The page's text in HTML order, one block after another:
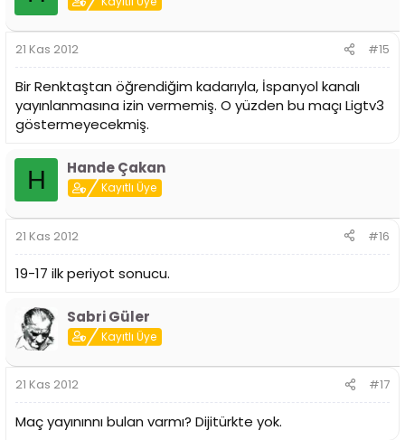
21 Kas 2012 #15
Bir Renktaştan öğrendiğim kadarıyla, İspanyol kanalı
yayınlanmasına izin vermemiş. O yüzden bu maçı Ligtv3
göstermeyecekmiş.
H Hande Çakan
Kayıtlı Üye
21 Kas 2012 #16
19-17 ilk periyot sonucu.
Sabri Güler
Kayıtlı Üye
21 Kas 2012 #17
Maç yayınınnı bulan varmı? Dijitürkte yok.